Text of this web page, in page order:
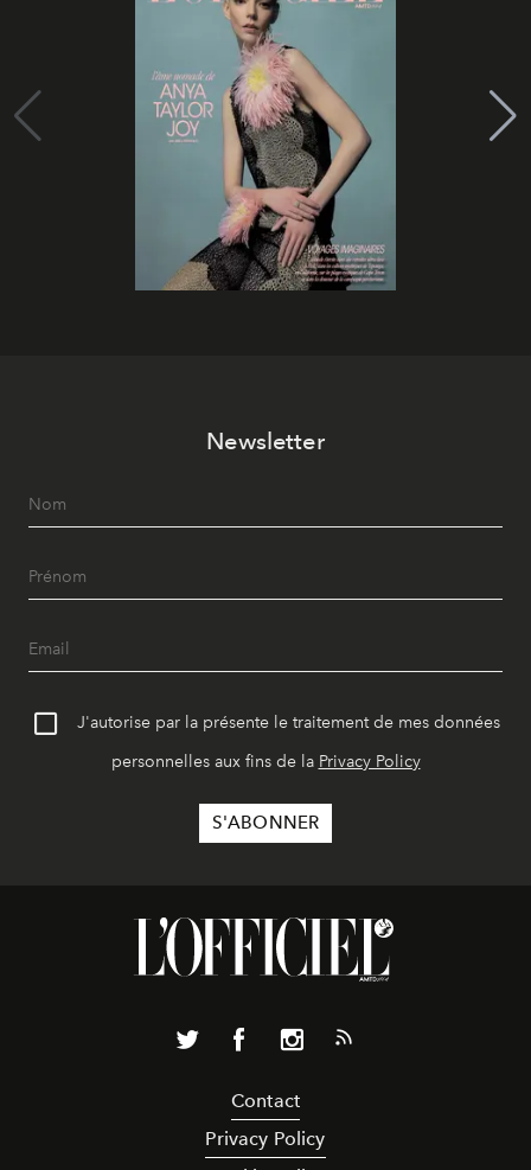
Newsletter
J'autorise par la présente le traitement de mes données
personnelles aux fins de la Privacy Policy
Contact
Privacy Policy